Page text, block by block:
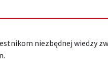
niezbędnej wiedzy